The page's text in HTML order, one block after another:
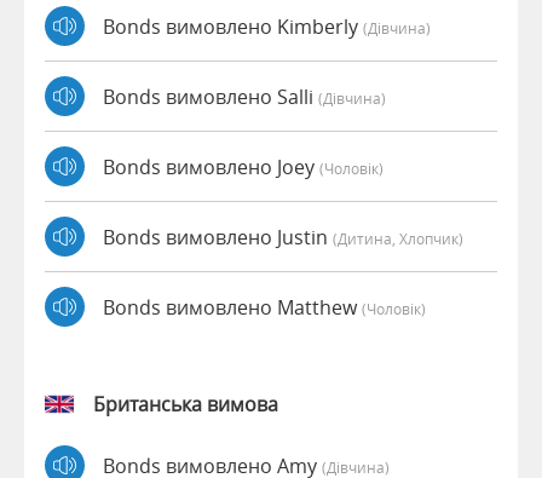
Bonds вимовлено Kimberly (дівчина)
Bonds вимовлено Salli (дівчина)
Bonds вимовлено Joey (чоловік)
Bonds вимовлено Justin (дитина, Хлопчик)
Bonds вимовлено Matthew(чоловік)
Британська вимова
Bonds вимовлено Amy (дівчина)